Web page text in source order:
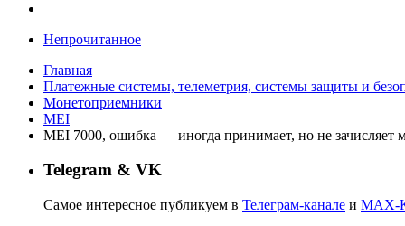
Непрочитанное
Главная
Платежные системы, телеметрия, системы защиты и
Монетоприемники
MEI
MEI 7000, ошибка — иногда принимает, но не зачисляет
Telegram & VK
Самое интересное публикуем в Телеграм-канале и MAX-